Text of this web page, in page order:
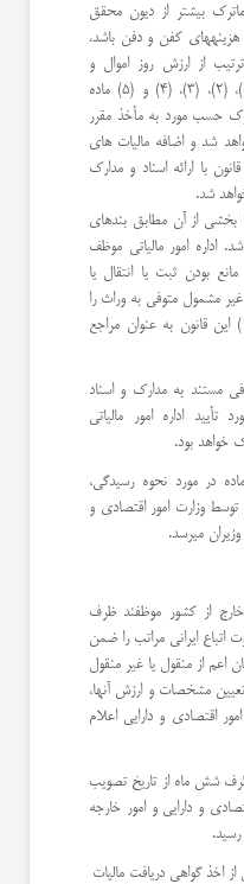
بیشتر از دیون محقق
هزینههای کفن و دفن باشد،
از ارزش روز اموال و
دارایی-های موضوع بندهای (1)، (2)، (3)، (4) و (5) ماده
حسب مورد به مأخذ مقرر
شد و اضافه مالیات های
ماده (17) این قانون با ارائه اسناد و مدارک
شد.
از آن مطابق بندهای
اداره امور مالیاتی موظف
بودن ثبت یا انتقال یا
غیر مشمول متوفی به وراث را
حسب موارد مذکور در ماده (17) این قانون به عنوان مراجع
مستند به مدارک و اسناد
اداره امور مالیاتی
خواهد بود.
ماده در مورد نحوه رسیدگی،
توسط وزارت امور اقتصادی و
میرسد.
در خارج از کشور موظفند ظرف
اتباع ایرانی مراتب را ضمن
اعم از منقول یا غیر منقول
مشخصات و ارزش آنها،
اقتصادی و دارایی اعلام
شش ماه از تاریخ تصویب
و دارایی و امور خارجه
از اخذ گواهی دریافت مالیات